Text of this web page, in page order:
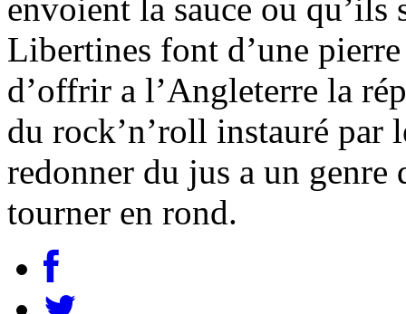
envoient la sauce ou qu’ils
Libertines font d’une
d’offrir a l’Angleterre la
du rock’n’roll instauré par
redonner du jus a un genre
tourner en rond.